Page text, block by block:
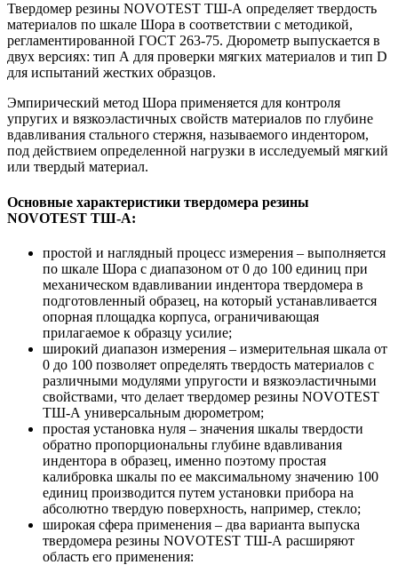
Твердомер резины NOVOTEST ТШ-А определяет твердость
материалов по шкале Шора в соответствии с методикой,
регламентированной ГОСТ 263-75. Дюрометр выпускается в
двух версиях: тип А для проверки мягких материалов и тип D
для испытаний жестких образцов.
Эмпирический метод Шора применяется для контроля
упругих и вязкоэластичных свойств материалов по глубине
вдавливания стального стержня, называемого индентором,
под действием определенной нагрузки в исследуемый мягкий
или твердый материал.
Основные характеристики твердомера резины
NOVOTEST ТШ-А:
простой и наглядный процесс измерения – выполняется
по шкале Шора с диапазоном от 0 до 100 единиц при
механическом вдавливании индентора твердомера в
подготовленный образец, на который устанавливается
опорная площадка корпуса, ограничивающая
прилагаемое к образцу усилие;
широкий диапазон измерения – измерительная шкала от
0 до 100 позволяет определять твердость материалов с
различными модулями упругости и вязкоэластичными
свойствами, что делает твердомер резины NOVOTEST
ТШ-А универсальным дюрометром;
простая установка нуля – значения шкалы твердости
обратно пропорциональны глубине вдавливания
индентора в образец, именно поэтому простая
калибровка шкалы по ее максимальному значению 100
единиц производится путем установки прибора на
абсолютно твердую поверхность, например, стекло;
широкая сфера применения – два варианта выпуска
твердомера резины NOVOTEST ТШ-А расширяют
область его применения: